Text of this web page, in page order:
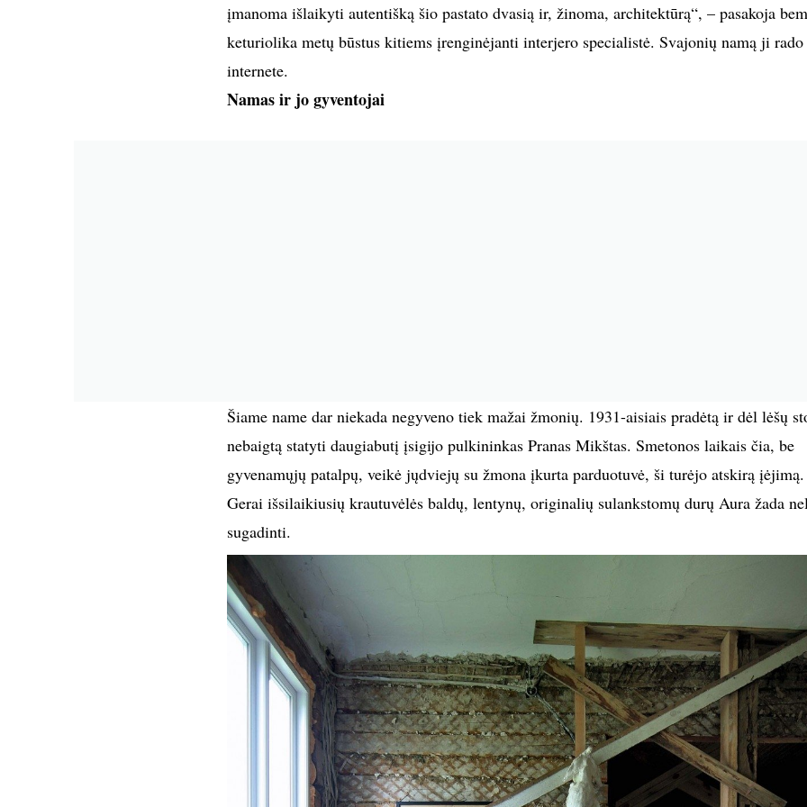
įmanoma išlaikyti autentišką šio pastato dvasią ir, žinoma, architektūrą“, – pasakoja
keturiolika metų būstus kitiems įrenginėjanti interjero specialistė. Svajonių namą ji rado
internete.
Namas ir jo gyventojai
Šiame name dar niekada negyveno tiek mažai žmonių. 1931-aisiais pradėtą ir dėl lėšų
nebaigtą statyti daugiabutį įsigijo pulkininkas Pranas Mikštas. Smetonos laikais čia, be
gyvenamųjų patalpų, veikė jųdviejų su žmona įkurta parduotuvė, ši turėjo atskirą įėjimą.
Gerai išsilaikiusių krautuvėlės baldų, lentynų, originalių sulankstomų durų Aura žada
sugadinti.